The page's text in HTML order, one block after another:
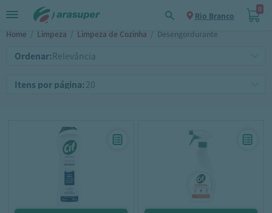
Rio Branco
0
Home / Limpeza / Limpeza de Cozinha / Desengordurante
Ordenar:
Itens por página: